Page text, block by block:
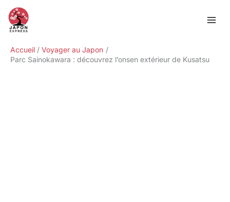
contenu
Accueil
Voyager au Japon
Parc Sainokawara : découvrez l’onsen extérieur de Kusatsu
Rechercher